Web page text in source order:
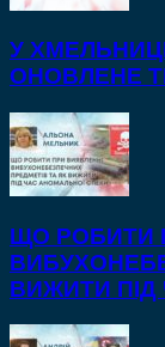
У
ОНОВЛЕНЕ
ЩО РОБИТИ
ВИЖИТИ ПІД